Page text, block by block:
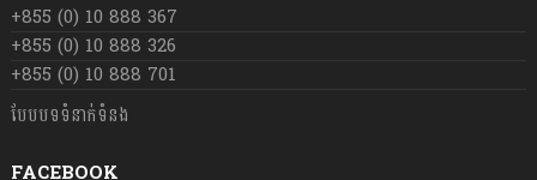
+855 (0) 10 888 367
+855 (0) 10 888 326
+855 (0) 10 888 701
បែបបទទំនាក់ទំនង